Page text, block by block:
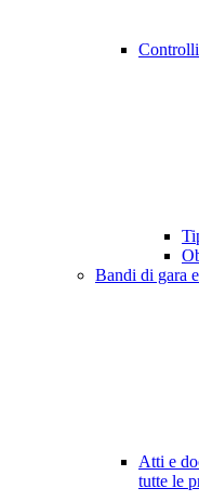
Bandi di gara
Atti e
tutte le